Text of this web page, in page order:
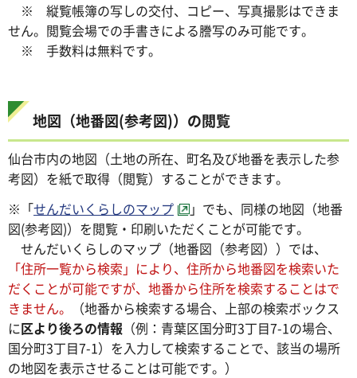
※ 縦覧帳簿の写しの交付、コピー、写真撮影はできま
せん。閲覧会場での手書きによる謄写のみ可能です。
※ 手数料は無料です。
地図（地番図(参考図)）の閲覧
仙台市内の地図（土地の所在、町名及び地番を表示した参
考図）を紙で取得（閲覧）することができます。
※「せんだいくらしのマップ
」でも、同様の地図（地番
図(参考図)）を閲覧・印刷いただくことが可能です。
せんだいくらしのマップ（地番図（参考図））では、
「住所一覧から検索」により、住所から地番図を検索いた
だくことが可能ですが、地番から住所を検索することはで
きません。
（地番から検索する場合、上部の検索ボックス
に区より後ろの情報 （例：青葉区国分町3丁目7-1の場合、
国分町3丁目7-1）を入力して検索することで、該当の場所
の地図を表示させることは可能です。）